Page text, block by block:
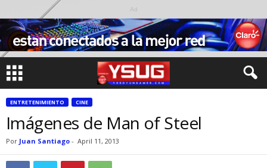
Ad
ENTRETENIMIENTO CINE
Imágenes de Man of Steel
Por Juan Santiago - April 11, 2013